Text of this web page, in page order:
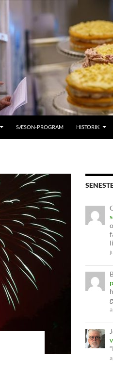
SÆSON-PROGRAM HISTORIK
“